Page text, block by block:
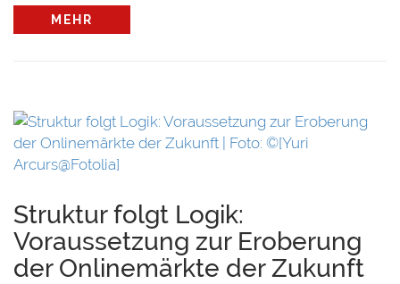
MEHR
Struktur folgt Logik:
Voraussetzung zur Eroberung
der Onlinemärkte der Zukunft